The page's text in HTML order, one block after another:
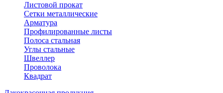
Листовой прокат
Сетки металлические
Арматура
Профилированные листы
Полоса стальная
Углы стальные
Швеллер
Проволока
Квадрат